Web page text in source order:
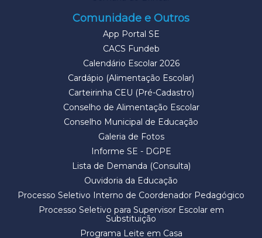
Comunidade e Outros
App Portal SE
CACS Fundeb
Calendário Escolar 2026
Cardápio (Alimentação Escolar)
Carteirinha CEU (Pré-Cadastro)
Conselho de Alimentação Escolar
Conselho Municipal de Educação
Galeria de Fotos
Informe SE - DGPE
Lista de Demanda (Consulta)
Ouvidoria da Educação
Processo Seletivo Interno de Coordenador Pedagógico
Processo Seletivo para Supervisor Escolar em
Substituição
Programa Leite em Casa